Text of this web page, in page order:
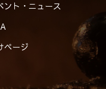
ント・ニュース
ページ